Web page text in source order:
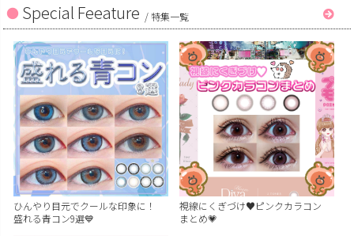
Special Feeature /特集一覧
ひんやり目元でクールな印象に！
盛れる青コン9選💙
視線にくぎづけ♥ピンクカラコン
まとめ💗